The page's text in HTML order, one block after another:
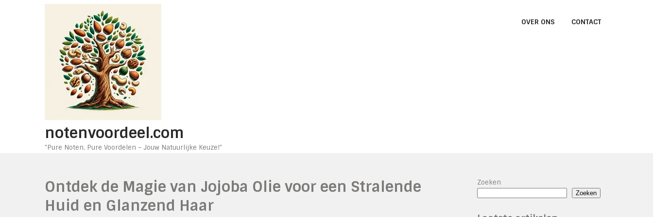
notenvoordeel.com
"Pure Noten, Pure Voordelen – Jouw Natuurlijke Keuze!"
OVER ONS CONTACT
Ontdek de Magie van Jojoba Olie voor een Stralende
Huid en Glanzend Haar
Zoeken
Zoeken